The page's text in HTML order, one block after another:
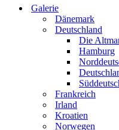
Galerie
Dänemark
Deutschland
Die
Hamburg
Frankreich
Irland
Kroatien
Norwegen